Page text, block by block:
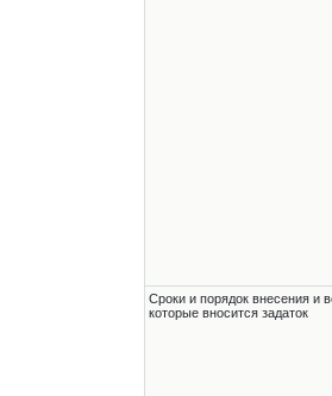
Сроки и порядок внесения и
которые вносится задаток